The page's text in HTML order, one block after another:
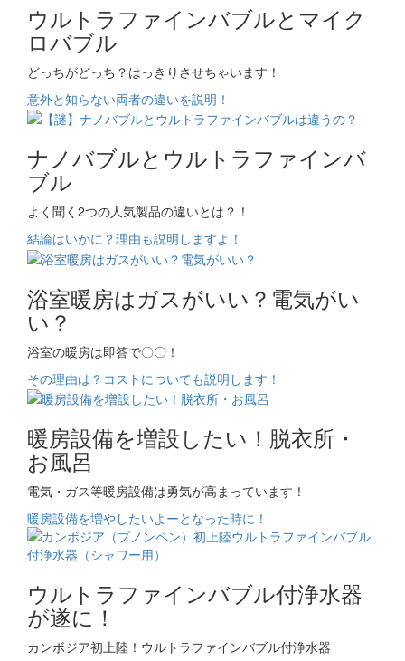
ウルトラファインバブルとマイク
ロバブル
どっちがどっち？はっきりさせちゃいます！
意外と知らない両者の違いを説明！
ナノバブルとウルトラファインバ
ブル
よく聞く2つの人気製品の違いとは？！
結論はいかに？理由も説明しますよ！
浴室暖房はガスがいい？電気がい
い？
浴室の暖房は即答で〇〇！
その理由は？コストについても説明します！
暖房設備を増設したい！脱衣所・
お風呂
電気・ガス等暖房設備は勇気が高まっています！
暖房設備を増やしたいよーとなった時に！
ウルトラファインバブル付浄水器
が遂に！
カンボジア初上陸！ウルトラファインバブル付浄水器